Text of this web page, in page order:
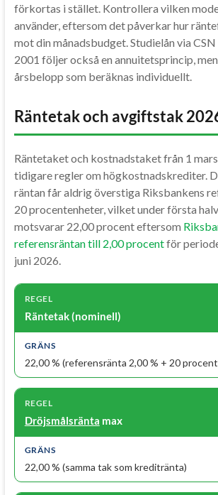
förkortas i stället. Kontrollera vilken
använder, eftersom det påverkar hur
mot din månadsbudget. Studielån via
2001 följer också en annuitetsprincip,
årsbelopp som beräknas individuellt.
Räntetak och avgiftstak
Räntetaket och kostnadstaket från 1
tidigare regler om högkostnadskrediter.
räntan får aldrig överstiga Riksbankens
20 procentenheter, vilket under första
motsvarar 22,00 procent eftersom
referensräntan till 2,00 procentför
juni 2026.
Räntetak (nominell)
22,00 % (referensränta 2,00 % + 20
Dröjsmålsränta max
22,00 % (samma tak som kreditränta)